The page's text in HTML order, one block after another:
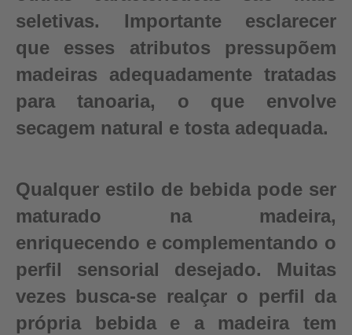
seletivas. Importante esclarecer
que esses atributos pressupõem
madeiras adequadamente tratadas
para tanoaria, o que envolve
secagem natural e tosta adequada.
Qualquer estilo de bebida pode ser
maturado na madeira,
enriquecendo e complementando o
perfil sensorial desejado. Muitas
vezes busca-se realçar o perfil da
própria bebida e a madeira tem